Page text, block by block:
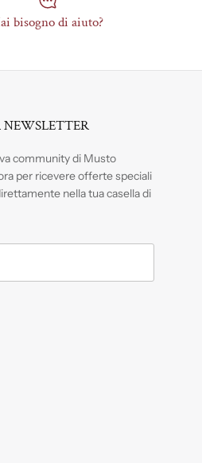
bisogno di aiuto?
community di Musto
per ricevere offerte speciali
nella tua casella di